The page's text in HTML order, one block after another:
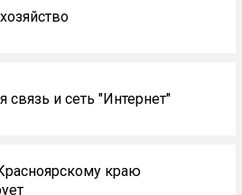
связь и сеть "Интернет"
краю